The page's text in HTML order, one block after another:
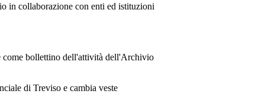
in collaborazione con enti ed istituzioni
bollettino dell'attività dell'Archivio
di Treviso e cambia veste